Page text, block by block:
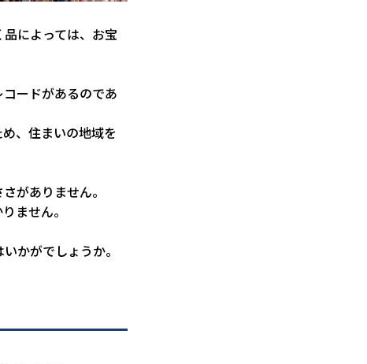
によっては、お宝
ードがあるのであ
、住まいの地域を
がありません。
ません。
かがでしょうか。